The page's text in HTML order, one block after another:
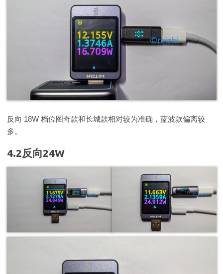
反向 18W 档位图奇款和长城款相对较为准确，蓝波款偏离较
多。
4.2反向24W